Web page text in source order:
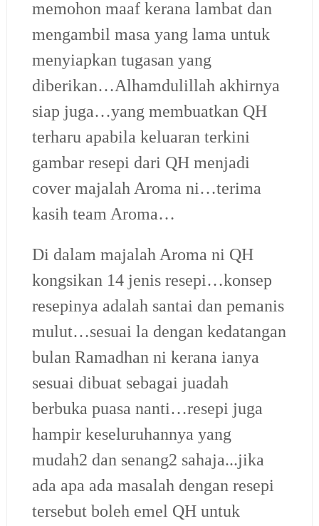
memohon maaf kerana lambat dan
mengambil masa yang lama untuk
menyiapkan tugasan yang
diberikan…Alhamdulillah akhirnya
siap juga…yang membuatkan QH
terharu apabila keluaran terkini
gambar resepi dari QH menjadi
cover majalah Aroma ni…terima
kasih team Aroma…
Di dalam majalah Aroma ni QH
kongsikan 14 jenis resepi…konsep
resepinya adalah santai dan pemanis
mulut…sesuai la dengan kedatangan
bulan Ramadhan ni kerana ianya
sesuai dibuat sebagai juadah
berbuka puasa nanti…resepi juga
hampir keseluruhannya yang
mudah2 dan senang2 sahaja...jika
ada apa ada masalah dengan resepi
tersebut boleh emel QH untuk